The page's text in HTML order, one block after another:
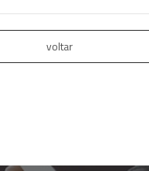
voltar